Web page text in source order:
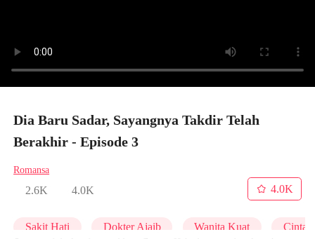
Dia Baru Sadar, Sayangnya Takdir Telah
Berakhir - Episode 3
Romansa
2.6K 4.0K
4.0K
Sakit Hati Dokter Ajaib Wanita Kuat Cinta